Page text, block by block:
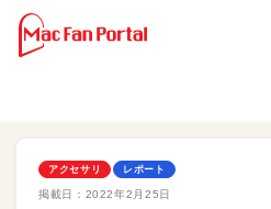
アクセサリ レポート
掲載日： 2022年2月25日